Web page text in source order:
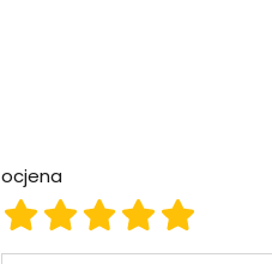
ocjena
ocjena 5
ocjena 4
ocjena 3
ocjena 2
ocjena 1